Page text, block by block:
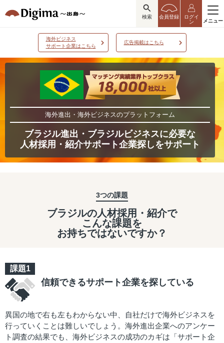
検索 会員登録
ログイ
ン
メニュー
海外ビジネス
サポート企業はこちら
広告掲載はこちら
海外進出・海外ビジネスのプラットフォーム
ブラジル進出・ブラジルビジネスに必要な
人材採用・紹介サポート企業探しをサポート
3つの課題
ブラジルの人材採用・紹介で
こんな課題を
お持ちではないですか？
信頼できるサポート企業を探している
異国の地で右も左もわからない中、自社だけで海外ビジネスを
行っていくことは難しいでしょう。海外進出企業へのアンケー
ト調査の結果でも、海外ビジネスの成功のカギは「サポート企